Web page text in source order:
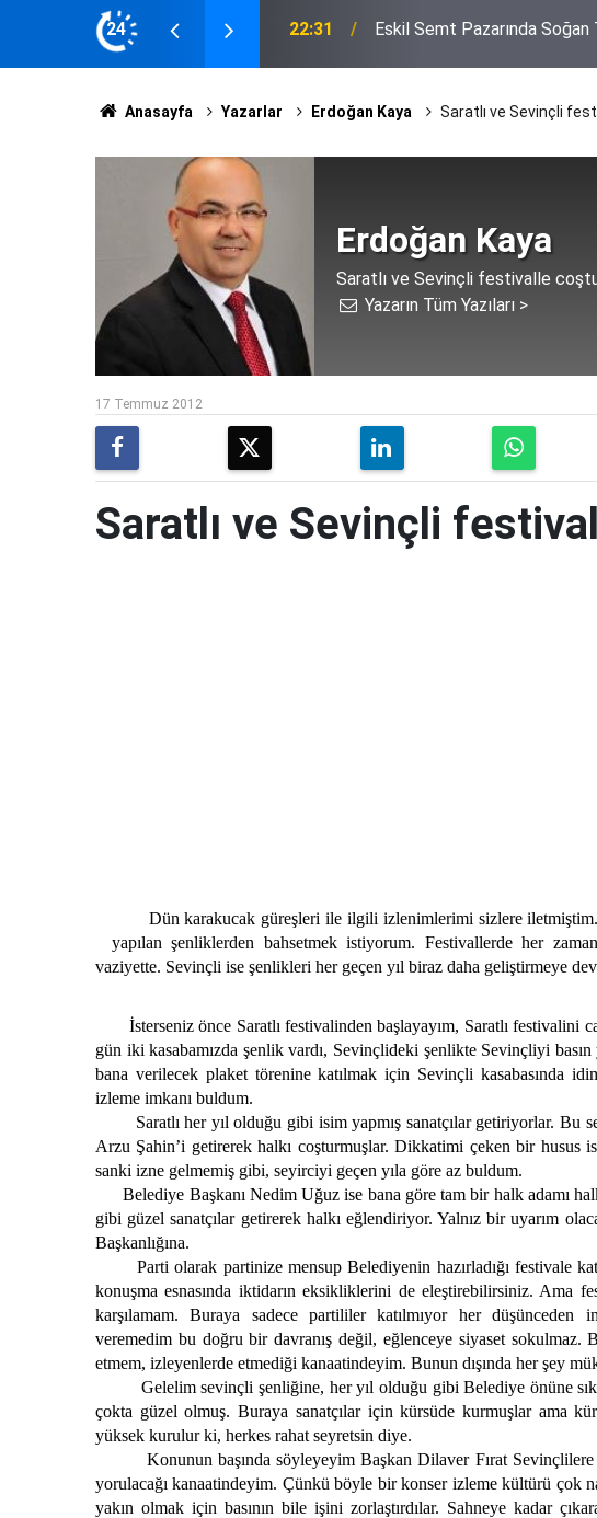
24
Çuvalın Altı Çürük Çıktı 20:20 Eskil'e Kazandırılan
Anasayfa Yazarlar Erdoğan Kaya Saratlı ve Sevinçli
Erdoğan Kaya
Saratlı ve Sevinçli festivalle
Yazarın Tüm Yazıları >
17 Temmuz 2012
Saratlı ve Sevinçli
Dün karakucak güreşleri ile ilgili izlenimlerimi sizlere iletmiştim.
yapılan şenliklerden bahsetmek istiyorum. Festivallerde her
vaziyette. Sevinçli ise şenlikleri her geçen yıl biraz daha geliştirmeye
İsterseniz önce Saratlı festivalinden başlayayım, Saratlı festivalini
gün iki kasabamızda şenlik vardı, Sevinçlideki şenlikte Sevinçliyi
bana verilecek plaket törenine katılmak için Sevinçli kasabasında
izleme imkanı buldum.
Saratlı her yıl olduğu gibi isim yapmış sanatçılar getiriyorlar. Bu
Arzu Şahin’i getirerek halkı coşturmuşlar. Dikkatimi çeken bir husus
sanki izne gelmemiş gibi, seyirciyi geçen yıla göre az buldum.
Belediye Başkanı Nedim Uğuz ise bana göre tam bir halk adamı
gibi güzel sanatçılar getirerek halkı eğlendiriyor. Yalnız bir uyarım
Başkanlığına.
Parti olarak partinize mensup Belediyenin hazırladığı festivale
konuşma esnasında iktidarın eksikliklerini de eleştirebilirsiniz. Ama
karşılamam. Buraya sadece partililer katılmıyor her düşünceden
veremedim bu doğru bir davranış değil, eğlenceye siyaset
etmem, izleyenlerde etmediği kanaatindeyim. Bunun dışında her şey
Gelelim sevinçli şenliğine, her yıl olduğu gibi Belediye önüne
çokta güzel olmuş. Buraya sanatçılar için kürsüde kurmuşlar ama
yüksek kurulur ki, herkes rahat seyretsin diye.
Konunun başında söyleyeyim Başkan Dilaver Fırat Sevinçlilere
yorulacağı kanaatindeyim. Çünkü böyle bir konser izleme kültürü çok
yakın olmak için basının bile işini zorlaştırdılar. Sahneye kadar